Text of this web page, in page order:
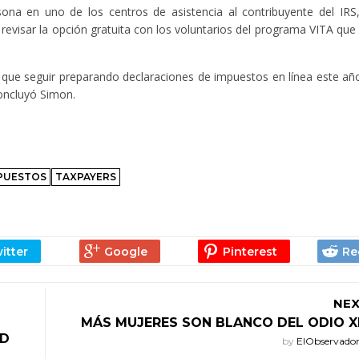
en uno de los centros de asistencia al contribuyente del
la opción gratuita con los voluntarios del programa VITA
seguir preparando declaraciones de impuestos en línea este
Simon.
TAXPAYERS
MÁS MUJERES SON BLANCO DEL ODIO
by